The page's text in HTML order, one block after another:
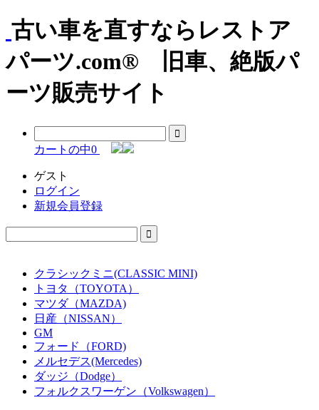
古い車を直すならレストア
パーツ.com® 旧車、絶版パ
ーツ販売サイト
カートの中0
ゲスト
ログイン
新規会員登録
クラシックミニ(CLASSIC MINI)
トヨタ（TOYOTA）
マツダ（MAZDA)
日産（NISSAN）
GM
フォード（FORD)
メルセデス(Mercedes)
ダッジ（Dodge）
フォルクスワーゲン（Volkswagen）